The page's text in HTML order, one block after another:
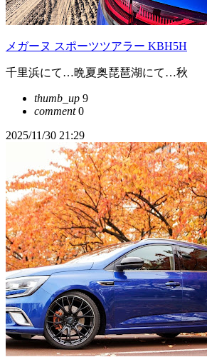
メガーヌ スポーツツアラー KBH5H
千里浜にて…晩夏奥琵琶湖にて…秋
thumb_up 9
comment0
2025/11/30 21:29